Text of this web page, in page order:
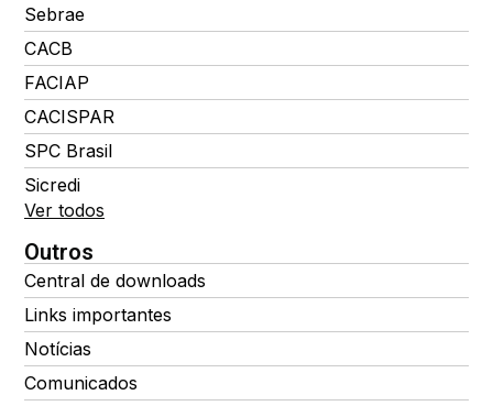
Sebrae
CACB
FACIAP
CACISPAR
SPC Brasil
Sicredi
Ver todos
Outros
Central de downloads
Links importantes
Notícias
Comunicados